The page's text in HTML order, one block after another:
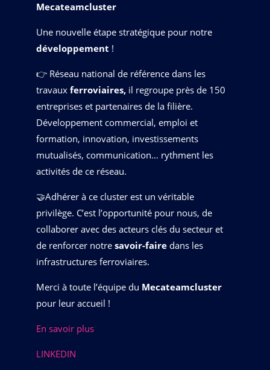
Mecateamcluster
Une nouvelle étape stratégique pour notre
développement !
👉 Réseau national de référence dans les
travaux ferroviaires,il regroupe près de 150
entreprises et partenaires de la filière.
Développement commercial, emploi et
formation, innovation, investissements
mutualisés, communication… rythment les
activités de ce réseau.
🤝Adhérer à ce cluster est un véritable
privilège. C’est l’opportunité pour nous, de
collaborer avec des acteurs clés du secteur et
de renforcer notre savoir-fairedans les
infrastructures ferroviaires.
Merci à toute l’équipe du Mecateamcluster
pour leur accueil !
En savoir plus
LINKEDIN